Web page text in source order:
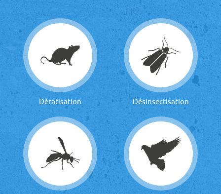
Dératisation Désinsectisation